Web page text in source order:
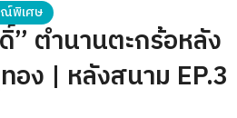
พิเศษ
” ตำนานตะกร้อหลัง
อง | หลังสนาม EP.3